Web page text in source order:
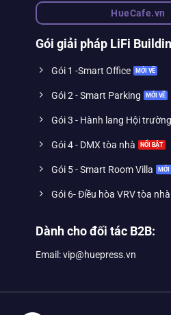
HueCafe.vn
Gói giải pháp LiFi
Gói 1 -Smart Office
Gói 2 - Smart Parking
Gói 3 - Hành lang Hội trường
Gói 4 - DMX tòa nhà
Gói 5 - Smart Room Villa
Gói 6- Điều hòa VRV tòa nhà
Dành cho đối tác B2B:
Email: vip@huepress.vn